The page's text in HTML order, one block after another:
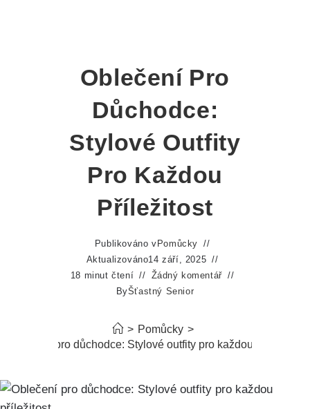
Oblečení Pro
Důchodce:
Stylové Outfity
Pro Každou
Příležitost
Publikováno v Pomůcky
Aktualizováno14 září, 2025
18 minut čtení
Žádný komentář
ByŠťastný Senior
> Pomůcky >
Oblečení pro důchodce: Stylové outfity pro každou příležitost